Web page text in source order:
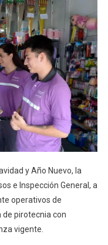
y Año Nuevo, la
e Inspección General, a
operativos de
pirotecnia con
vigente.